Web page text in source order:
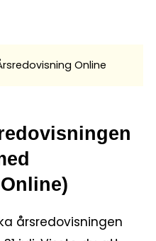
Online
årsredovisningen